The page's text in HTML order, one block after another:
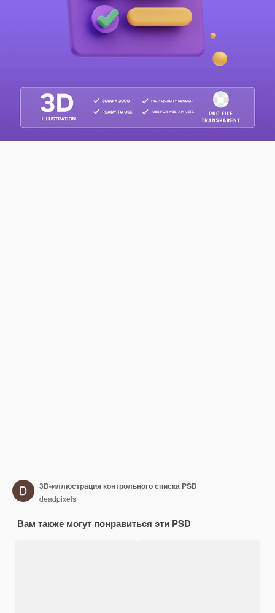
3D-иллюстрация контрольного списка PSD
deadpixels
Вам также могут понравиться эти PSD